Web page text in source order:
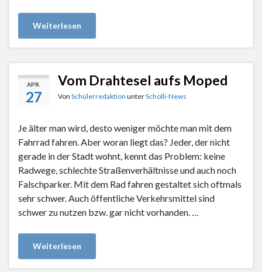
Weiterlesen
APR.
27
Vom Drahtesel aufs Moped
Von Schülerredaktion unterScholli-News
Je älter man wird, desto weniger möchte man mit dem
Fahrrad fahren. Aber woran liegt das? Jeder, der nicht
gerade in der Stadt wohnt, kennt das Problem: keine
Radwege, schlechte Straßenverhältnisse und auch noch
Falschparker. Mit dem Rad fahren gestaltet sich oftmals
sehr schwer. Auch öffentliche Verkehrsmittel sind
schwer zu nutzen bzw. gar nicht vorhanden. …
Weiterlesen